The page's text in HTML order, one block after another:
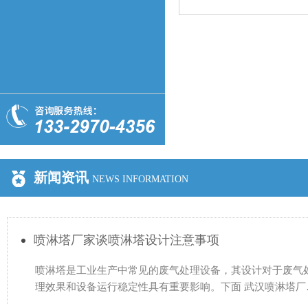
新闻资讯 NEWS INFORMATION
喷淋塔厂家谈喷淋塔设计注意事项
喷淋塔是工业生产中常见的废气处理设备，其设计对于废气
理效果和设备运行稳定性具有重要影响。下面 武汉喷淋塔厂